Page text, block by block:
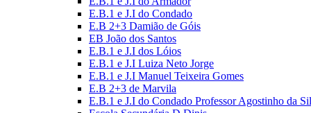
E.B.1 e J.I do Condado
E.B 2+3 Damião de Góis
EB João dos Santos
E.B.1 e J.I dos Lóios
E.B.1 e J.I Luiza Neto Jorge
E.B.1 e J.I Manuel Teixeira Gomes
E.B 2+3 de Marvila
E.B.1 e J.I do Condado Professor Agostinho da